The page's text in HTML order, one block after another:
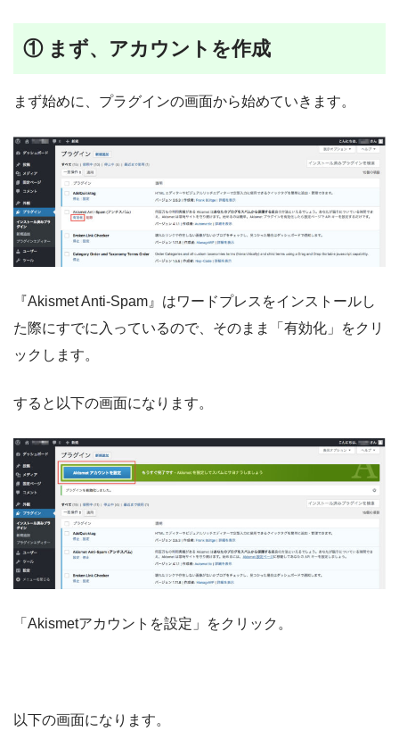
① まず、アカウントを作成
まず始めに、プラグインの画面から始めていきます。
『Akismet Anti-Spam』はワードプレスをインストールし
た際にすでに入っているので、そのまま「有効化」をクリ
ックします。
すると以下の画面になります。
「Akismetアカウントを設定」をクリック。
以下の画面になります。